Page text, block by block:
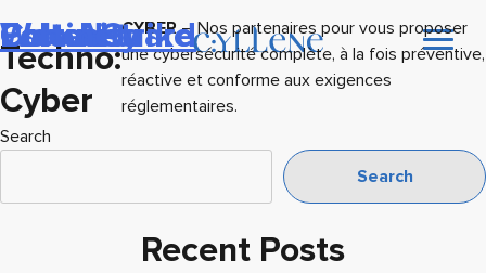
Techno:
Cyber
CYBER– Nos partenaires pour vous proposer
une cybersécurité complète, à la fois préventive,
réactive et conforme aux exigences
réglementaires.
Palo Alto
WatchGuard
Crowdstrike
Cohesity
Fortinet
Search
Search
Recent Posts